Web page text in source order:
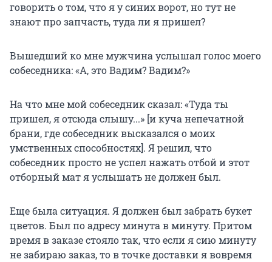
говорить о том, что я у синих ворот, но тут не
знают про запчасть, туда ли я пришел?
Вышедший ко мне мужчина услышал голос моего
собеседника: «А, это Вадим? Вадим?»
На что мне мой собеседник сказал: «Туда ты
пришел, я отсюда слышу...» [и куча непечатной
брани, где собеседник высказался о моих
умственных способностях]. Я решил, что
собеседник просто не успел нажать отбой и этот
отборный мат я услышать не должен был.
Еще была ситуация. Я должен был забрать букет
цветов. Был по адресу минута в минуту. Притом
время в заказе стояло так, что если я сию минуту
не забираю заказ, то в точке доставки я вовремя